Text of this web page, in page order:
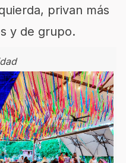
privan más
y de grupo.